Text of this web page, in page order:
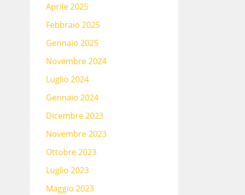
Aprile 2025
Febbraio 2025
Gennaio 2025
Novembre 2024
Luglio 2024
Gennaio 2024
Dicembre 2023
Novembre 2023
Ottobre 2023
Luglio 2023
Maggio 2023